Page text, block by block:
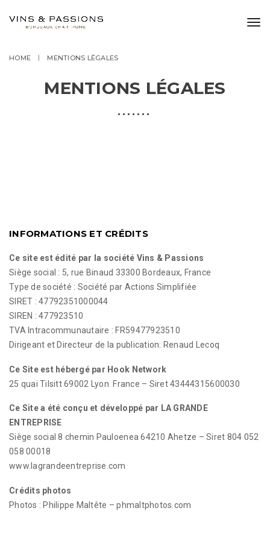
HOME MENTIONS LÉGALES
MENTIONS LÉGALES
INFORMATIONS ET CRÉDITS
Ce site est édité par la société Vins & Passions
Siège social : 5, rue Binaud 33300 Bordeaux, France
Type de société : Société par Actions Simplifiée
SIRET : 47792351000044
SIREN : 477923510
TVA Intracommunautaire : FR59477923510
Dirigeant et Directeur de la publication: Renaud Lecoq
Ce Site est hébergé par Hook Network
25 quai Tilsitt 69002 Lyon France – Siret 43444315600030
Ce Site a été conçu et développé par LA GRANDE
ENTREPRISE
Siège social 8 chemin Pauloenea 64210 Ahetze – Siret 804 052
058 00018
www.lagrandeentreprise.com
Crédits photos
Photos : Philippe Maltête –phmaltphotos.com